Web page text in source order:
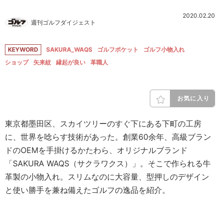
週刊ゴルフダイジェスト
2020.02.20
KEYWORD SAKURA_WAQS ゴルフポケット
ゴルフ小物入れ
ショップ
矢来紋 縁起が良い 革職人
お気に入り
東京都墨田区、スカイツリーのすぐ下にある下町の工房
に、世界を唸らす技術があった。創業60余年、高級ブラン
ドのOEMを手掛けるかたわら、オリジナルブランド
「SAKURA WAQS（サクラワクス）」。そこで作られる牛
革製の小物入れ。スリムなのに大容量、型押しのデザイン
と使い勝手を兼ね備えたゴルフの逸品を紹介。